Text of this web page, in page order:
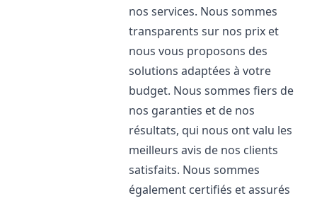
nos services. Nous sommes
transparents sur nos prix et
nous vous proposons des
solutions adaptées à votre
budget. Nous sommes fiers de
nos garanties et de nos
résultats, qui nous ont valu les
meilleurs avis de nos clients
satisfaits. Nous sommes
également certifiés et assurés